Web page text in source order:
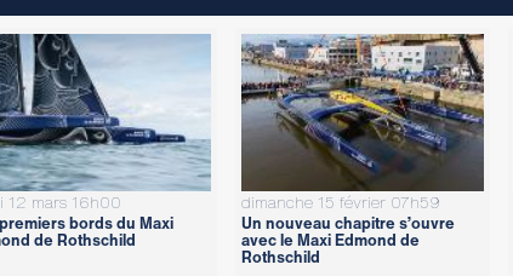
12 mars 16h00
bords du Maxi
de Rothschild
dimanche 15 février 07h59
Un nouveau chapitre s’ouvre
avec le Maxi Edmond de
Rothschild